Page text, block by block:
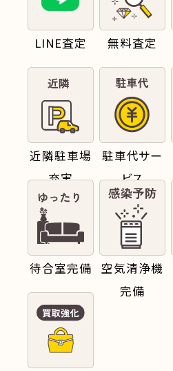
LINE査定 無料査定
近隣駐車場
充実
駐車代サー
ビス
待合室完備
空気清浄機
完備